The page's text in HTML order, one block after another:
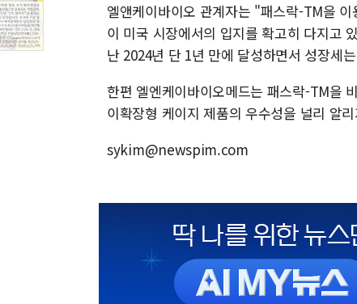
엘앤케이바이오 관계자는 "패스락-TM을
이 미국 시장에서의 입지를 확고히 다지고
난 2024년 단 1년 만에 달성하면서 성장세
한편 엘엔케이바이오메드는 패스락-TM을
이확장형 케이지 제품의 우수성을 널리 알
sykim@newspim.com